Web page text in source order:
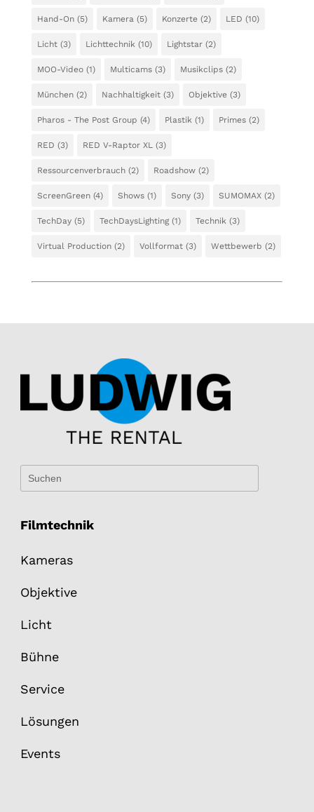
Hand-On(5) Kamera(5) Konzerte(2) LED (10)
Licht(3) Lichttechnik(10) Lightstar(2)
MOO-Video(1) Multicams(3) Musikclips(2)
München(2) Nachhaltigkeit(3) Objektive(3)
Pharos - The Post Group (4) Plastik(1) Primes(2)
RED (3) RED V-Raptor XL(3)
Ressourcenverbrauch(2) Roadshow(2)
ScreenGreen(4) Shows(1) Sony(3) SUMOMAX(2)
TechDay(5) TechDaysLighting(1) Technik(3)
Virtual Production(2) Vollformat(3) Wettbewerb (2)
Filmtechnik
Kameras
Objektive
Licht
Bühne
Service
Lösungen
Events